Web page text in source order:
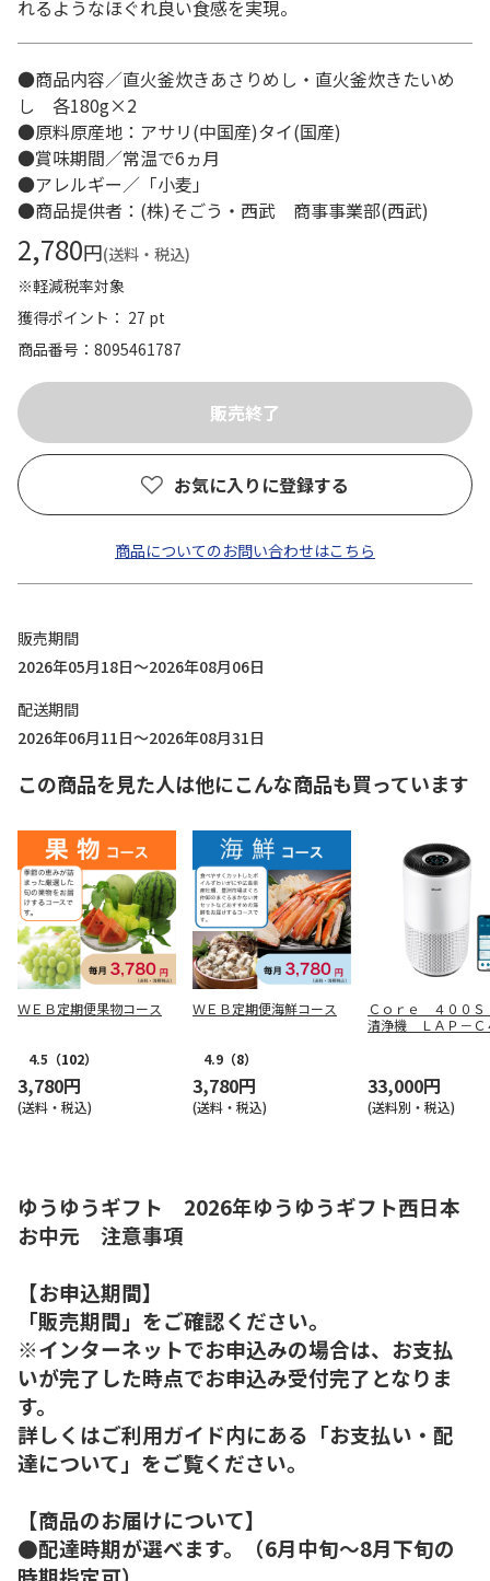
れるようなほぐれ良い食感を実現。
●商品内容／直火釜炊きあさりめし・直火釜炊きたいめ
し 各180g×2
●原料原産地：アサリ(中国産)タイ(国産)
●賞味期間／常温で6ヵ月
●アレルギー／「小麦」
●商品提供者：(株)そごう・西武 商事事業部(西武)
2,780円(送料・税込)
※軽減税率対象
獲得ポイント： 27 pt
商品番号
8095461787
お気に入りに登録する
商品についてのお問い合わせはこちら
販売期間
2026年05月18日～2026年08月06日
配送期間
2026年06月11日～2026年08月31日
この商品を見た人は他にこんな商品も買っています
ＷＥＢ定期便果物コース
4.5 （102）
3,780円
(送料・税込)
ＷＥＢ定期便海鮮コース
4.9 （8）
3,780円
(送料・税込)
Ｃｏｒｅ ４００
清浄機 ＬＡＰ－Ｃ
33,000円
(送料別・税込)
ゆうゆうギフト 2026年ゆうゆうギフト西日本
お中元 注意事項
【お申込期間】
「販売期間」をご確認ください。
※インターネットでお申込みの場合は、お支払
いが完了した時点でお申込み受付完了となりま
す。
詳しくはご利用ガイド内にある「お支払い・配
達について」をご覧ください。
【商品のお届けについて】
●配達時期が選べます。（6月中旬～8月下旬の